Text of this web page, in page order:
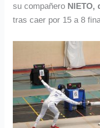
su compañero NIETO,
tras caer por 15 a 8